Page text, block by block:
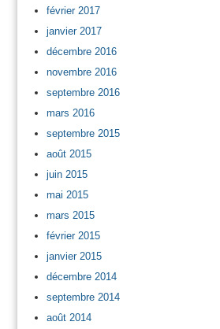
février 2017
janvier 2017
décembre 2016
novembre 2016
septembre 2016
mars 2016
septembre 2015
août 2015
juin 2015
mai 2015
mars 2015
février 2015
janvier 2015
décembre 2014
septembre 2014
août 2014